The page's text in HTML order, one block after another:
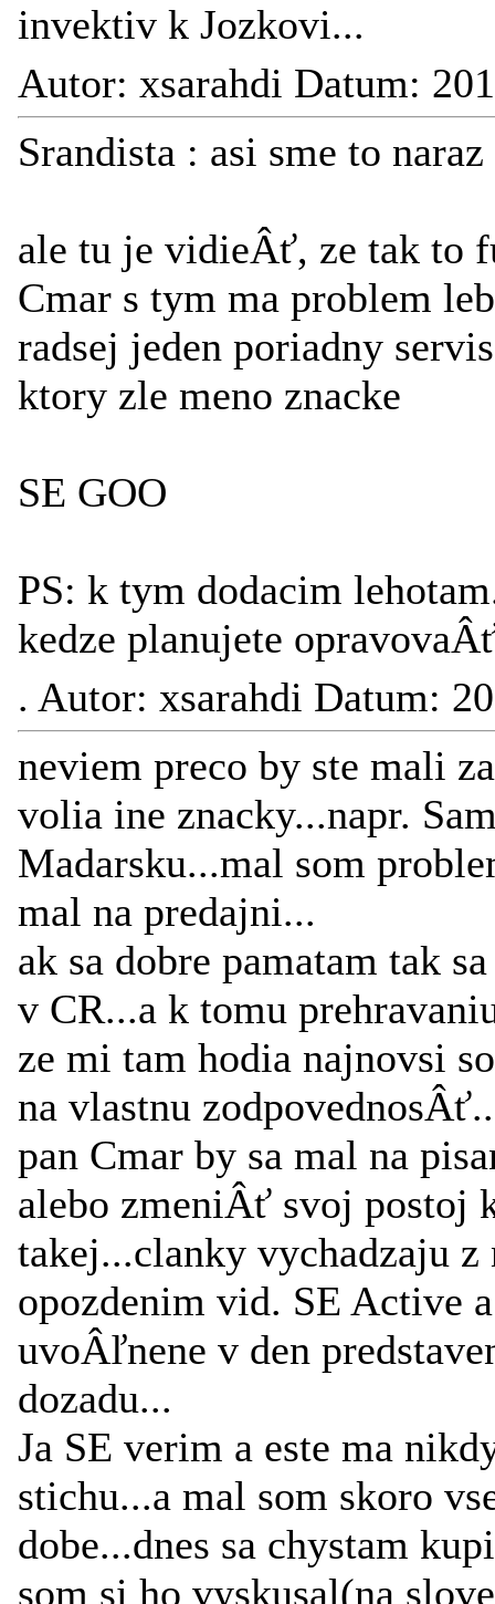
invektiv k Jozkovi...
Autor: xsarahdi Datum:
Srandista : asi sme to
ale tu je vidieÂť, ze tak to
Cmar s tym ma problem
radsej jeden poriadny
ktory zle meno znacke
SE GOO
PS: k tym dodacim
kedze planujete
. Autor: xsarahdi Datum:
neviem preco by ste mali
volia ine znacky...napr.
Madarsku...mal som
mal na predajni...
ak sa dobre pamatam tak
v CR...a k tomu
ze mi tam hodia najnovsi
na vlastnu
pan Cmar by sa mal na
alebo zmeniÂť svoj postoj
takej...clanky vychadzaju
opozdenim vid. SE Active
uvoÂľnene v den
dozadu...
Ja SE verim a este ma
stichu...a mal som skoro
dobe...dnes sa chystam
som si ho vyskusal(na